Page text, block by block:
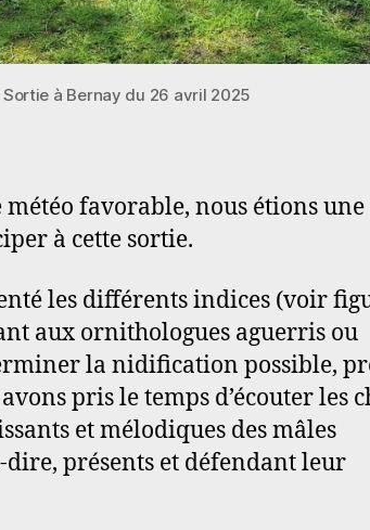
Sortie à Bernay du 26 avril 2025
météo favorable, nous étions une
à cette sortie.
les différents indices (voir
aux ornithologues aguerris ou
la nidification possible,
pris le temps d’écouter les
et mélodiques des mâles
dire, présents et défendant leur